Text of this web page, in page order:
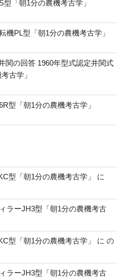
「朝1分の農機考古学」
機PL型「朝1分の農機考古学」
関の回答 1960年型式認定井関式
古学」
型「朝1分の農機考古学」
型「朝1分の農機考古学」
に
ラーJH3型「朝1分の農機考古
型「朝1分の農機考古学」 に の
ラーJH3型「朝1分の農機考古